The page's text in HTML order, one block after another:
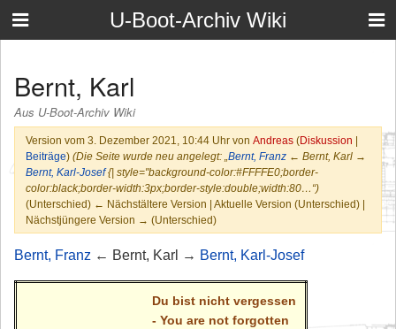
U-Boot-Archiv Wiki
Bernt, Karl
Aus U-Boot-Archiv Wiki
Version vom 3. Dezember 2021, 10:44 Uhr von Andreas (Diskussion |
Beiträge) (Die Seite wurde neu angelegt: „ Bernt, Franz← Bernt, Karl →
Bernt, Karl-Josef{| style="background-color:#FFFFE0;border-
color:black;border-width:3px;border-style:double;width:80…“)
(Unterschied) ← Nächstältere Version | Aktuelle Version (Unterschied) |
Nächstjüngere Version → (Unterschied)
Bernt, Franz ← Bernt, Karl → Bernt, Karl-Josef
Du bist nicht vergessen
- You are not forgotten